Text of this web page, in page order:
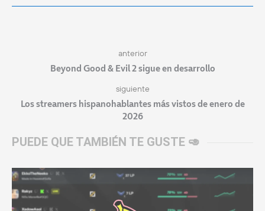
anterior
Beyond Good & Evil 2 sigue en desarrollo
siguiente
Los streamers hispanohablantes más vistos de enero de
2026
PUEDE QUE TAMBIÉN TE GUSTE 🥑